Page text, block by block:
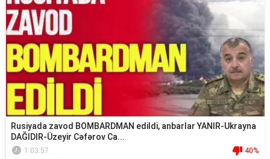
Rusiyada zavod BOMBARDMAN edildi, anbarlar YANIR-Ukrayna
DAĞIDIR-Üzeyir Cəfərov Ca...
1:03:57
40%